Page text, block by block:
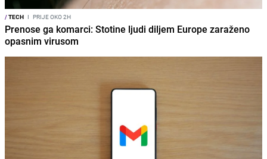
/TECH I PRIJE OKO 2H
Prenose ga komarci: Stotine ljudi diljem Europe zaraženo
opasnim virusom